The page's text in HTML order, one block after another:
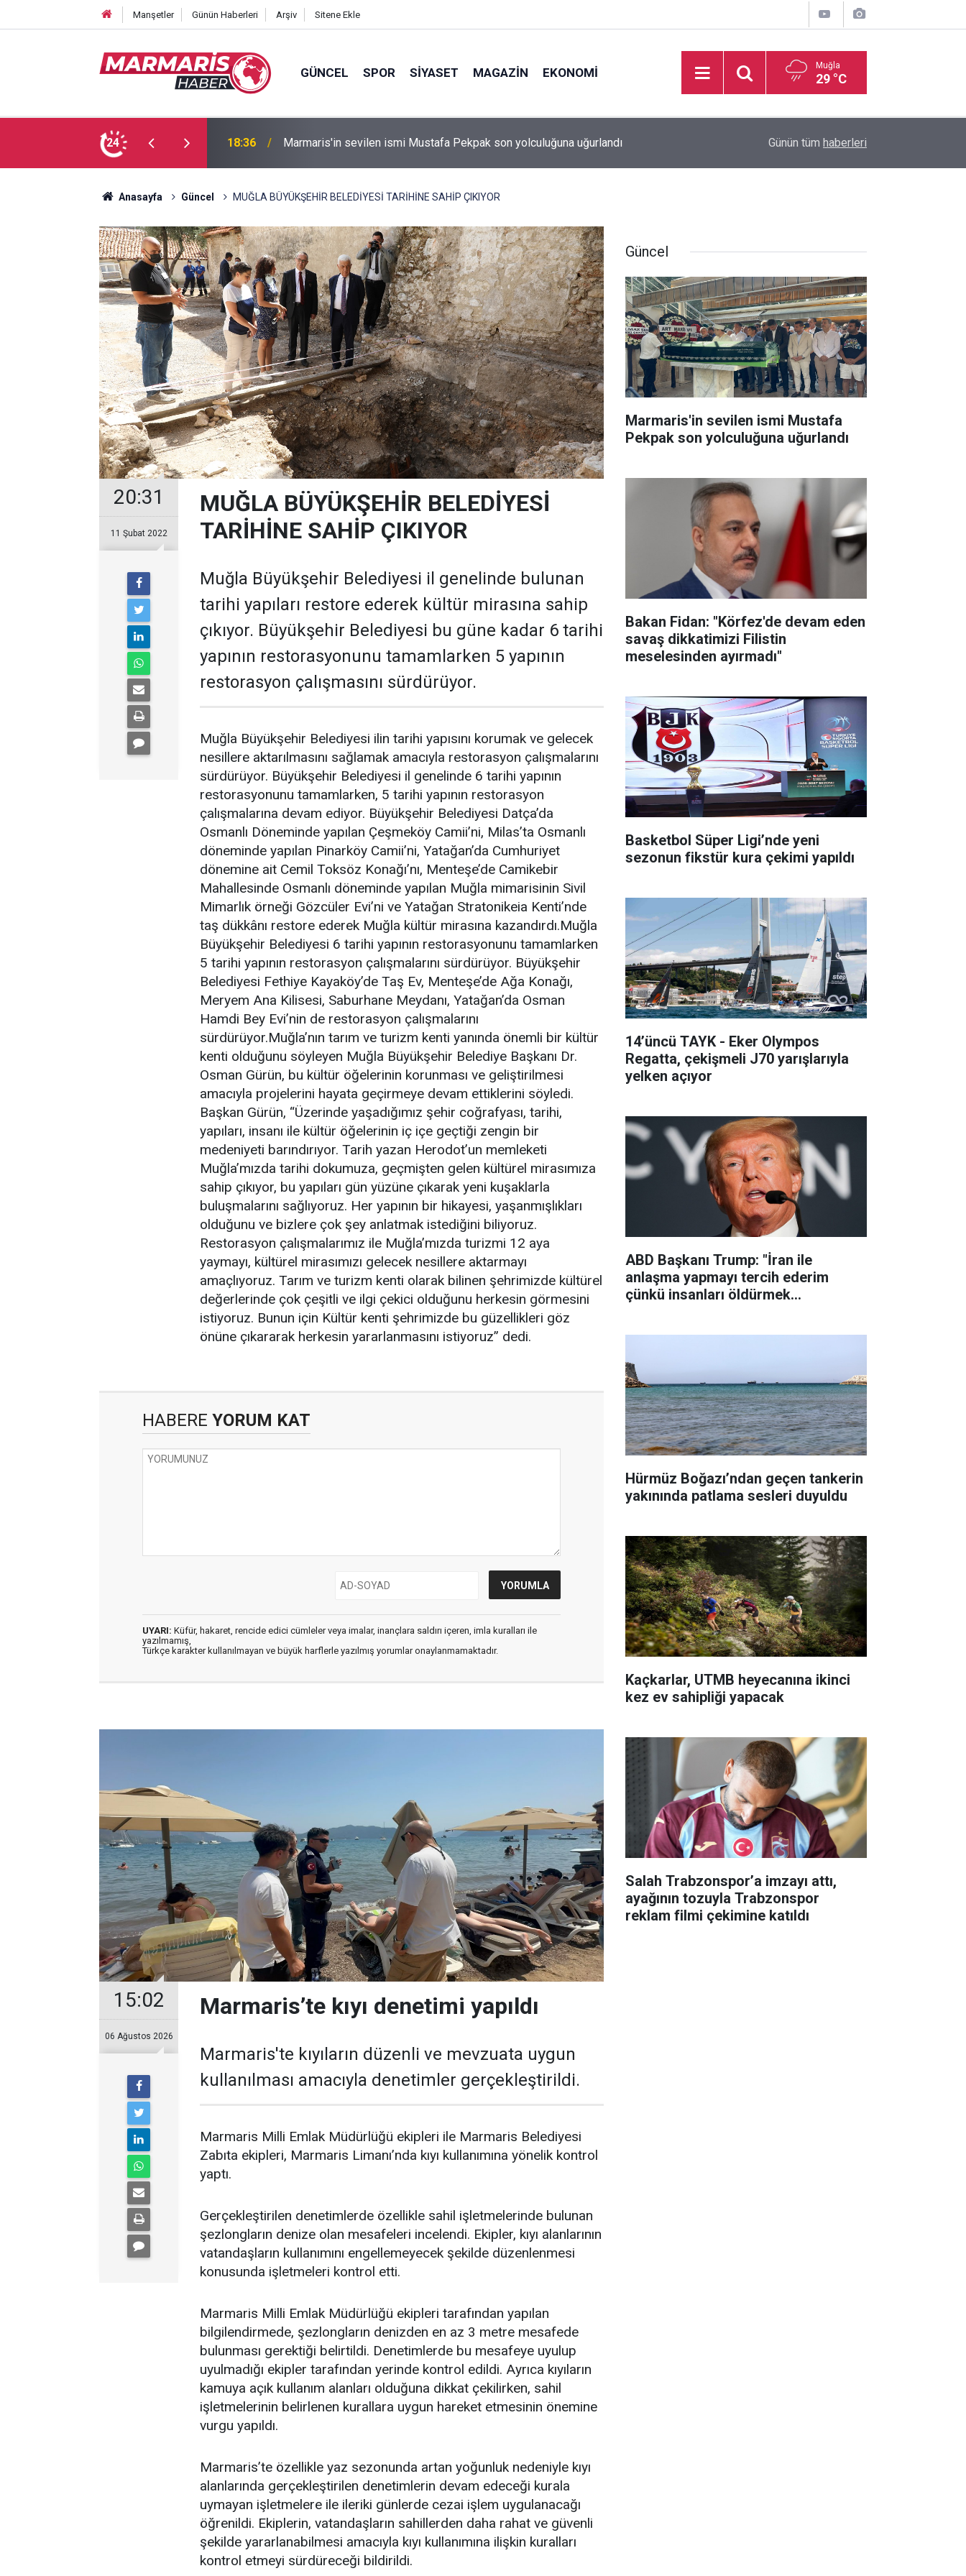
Manşetler Günün Haberleri Arşiv Sitene Ekle
GÜNCEL SPOR SIYASET MAGAZIN EKONOMI Muğla
29 °C
24
son yolculuğuna uğurlandı 16:35
Bakan Fidan: "Körfez'de devam eden savaş dikkatimizi Filistin meselesinden
ayırmadı"
Basketbol Süper Ligi’nde yeni sezonun fikstür
Günün tüm haberleri
Anasayfa Güncel MUĞLA BÜYÜKŞEHİR BELEDİYESİ TARİHİNE SAHİP ÇIKIYOR
20:31
11 Şubat 2022
MUĞLA BÜYÜKŞEHİR BELEDİYESİ
TARİHİNE SAHİP ÇIKIYOR
Muğla Büyükşehir Belediyesi il genelinde bulunan
tarihi yapıları restore ederek kültür mirasına sahip
çıkıyor. Büyükşehir Belediyesi bu güne kadar 6 tarihi
yapının restorasyonunu tamamlarken 5 yapının
restorasyon çalışmasını sürdürüyor.
Muğla Büyükşehir Belediyesi ilin tarihi yapısını korumak ve gelecek
nesillere aktarılmasını sağlamak amacıyla restorasyon çalışmalarını
sürdürüyor. Büyükşehir Belediyesi il genelinde 6 tarihi yapının
restorasyonunu tamamlarken, 5 tarihi yapının restorasyon
çalışmalarına devam ediyor. Büyükşehir Belediyesi Datça’da
Osmanlı Döneminde yapılan Çeşmeköy Camii’ni, Milas’ta Osmanlı
döneminde yapılan Pinarköy Camii’ni, Yatağan’da Cumhuriyet
dönemine ait Cemil Toksöz Konağı’nı, Menteşe’de Camikebir
Mahallesinde Osmanlı döneminde yapılan Muğla mimarisinin Sivil
Mimarlık örneği Gözcüler Evi’ni ve Yatağan Stratonikeia Kenti’nde
taş dükkânı restore ederek Muğla kültür mirasına kazandırdı.Muğla
Büyükşehir Belediyesi 6 tarihi yapının restorasyonunu tamamlarken
5 tarihi yapının restorasyon çalışmalarını sürdürüyor. Büyükşehir
Belediyesi Fethiye Kayaköy’de Taş Ev, Menteşe’de Ağa Konağı,
Meryem Ana Kilisesi, Saburhane Meydanı, Yatağan’da Osman
Hamdi Bey Evi’nin de restorasyon çalışmalarını
sürdürüyor.Muğla’nın tarım ve turizm kenti yanında önemli bir kültür
kenti olduğunu söyleyen Muğla Büyükşehir Belediye Başkanı Dr.
Osman Gürün, bu kültür öğelerinin korunması ve geliştirilmesi
amacıyla projelerini hayata geçirmeye devam ettiklerini söyledi.
Başkan Gürün, “Üzerinde yaşadığımız şehir coğrafyası, tarihi,
yapıları, insanı ile kültür öğelerinin iç içe geçtiği zengin bir
medeniyeti barındırıyor. Tarih yazan Herodot’un memleketi
Muğla’mızda tarihi dokumuza, geçmişten gelen kültürel mirasımıza
sahip çıkıyor, bu yapıları gün yüzüne çıkarak yeni kuşaklarla
buluşmalarını sağlıyoruz. Her yapının bir hikayesi, yaşanmışlıkları
olduğunu ve bizlere çok şey anlatmak istediğini biliyoruz.
Restorasyon çalışmalarımız ile Muğla’mızda turizmi 12 aya
yaymayı, kültürel mirasımızı gelecek nesillere aktarmayı
amaçlıyoruz. Tarım ve turizm kenti olarak bilinen şehrimizde kültürel
değerlerinde çok çeşitli ve ilgi çekici olduğunu herkesin görmesini
istiyoruz. Bunun için Kültür kenti şehrimizde bu güzellikleri göz
önüne çıkararak herkesin yararlanmasını istiyoruz” dedi.
HABERE YORUM KAT
UYARI: Küfür, hakaret, rencide edici cümleler veya imalar, inançlara saldırı içeren, imla kuralları ile
yazılmamış,
Türkçe karakter kullanılmayan ve büyük harflerle yazılmış yorumlar onaylanmamaktadır.
15:02
06 Ağustos 2026
Marmaris’te kıyı denetimi yapıldı
Marmaris'te kıyıların düzenli ve mevzuata uygun
kullanılması amacıyla denetimler gerçekleştirildi.
Marmaris Milli Emlak Müdürlüğü ekipleri ile Marmaris Belediyesi
Zabıta ekipleri, Marmaris Limanı’nda kıyı kullanımına yönelik kontrol
yaptı.
Gerçekleştirilen denetimlerde özellikle sahil işletmelerinde bulunan
şezlongların denize olan mesafeleri incelendi. Ekipler, kıyı alanlarının
vatandaşların kullanımını engellemeyecek şekilde düzenlenmesi
konusunda işletmeleri kontrol etti.
Marmaris Milli Emlak Müdürlüğü ekipleri tarafından yapılan
bilgilendirmede, şezlongların denizden en az 3 metre mesafede
bulunması gerektiği belirtildi. Denetimlerde bu mesafeye uyulup
uyulmadığı ekipler tarafından yerinde kontrol edildi. Ayrıca kıyıların
kamuya açık kullanım alanları olduğuna dikkat çekilirken, sahil
işletmelerinin belirlenen kurallara uygun hareket etmesinin önemine
vurgu yapıldı.
Marmaris’te özellikle yaz sezonunda artan yoğunluk nedeniyle kıyı
alanlarında gerçekleştirilen denetimlerin devam edeceği kurala
uymayan işletmelere ile ileriki günlerde cezai işlem uygulanacağı
öğrenildi. Ekiplerin, vatandaşların sahillerden daha rahat ve güvenli
şekilde yararlanabilmesi amacıyla kıyı kullanımına ilişkin kuralları
kontrol etmeyi sürdüreceği bildirildi.
Güncel
Marmaris'in sevilen ismi Mustafa
Pekpak son yolculuğuna uğurlandı
Bakan Fidan: "Körfez'de devam eden
savaş dikkatimizi Filistin
meselesinden ayırmadı"
Basketbol Süper Ligi’nde yeni
sezonun fikstür kura çekimi yapıldı
14’üncü TAYK - Eker Olympos
Regatta, çekişmeli J70 yarışlarıyla
yelken açıyor
ABD Başkanı Trump: "İran ile
anlaşma yapmayı tercih ederim
çünkü insanları öldürmek
Hürmüz Boğazı’ndan geçen tankerin
yakınında patlama sesleri duyuldu
Kaçkarlar, UTMB heyecanına ikinci
kez ev sahipliği yapacak
Salah Trabzonspor’a imzayı attı,
ayağının tozuyla Trabzonspor
reklam filmi çekimine katıldı